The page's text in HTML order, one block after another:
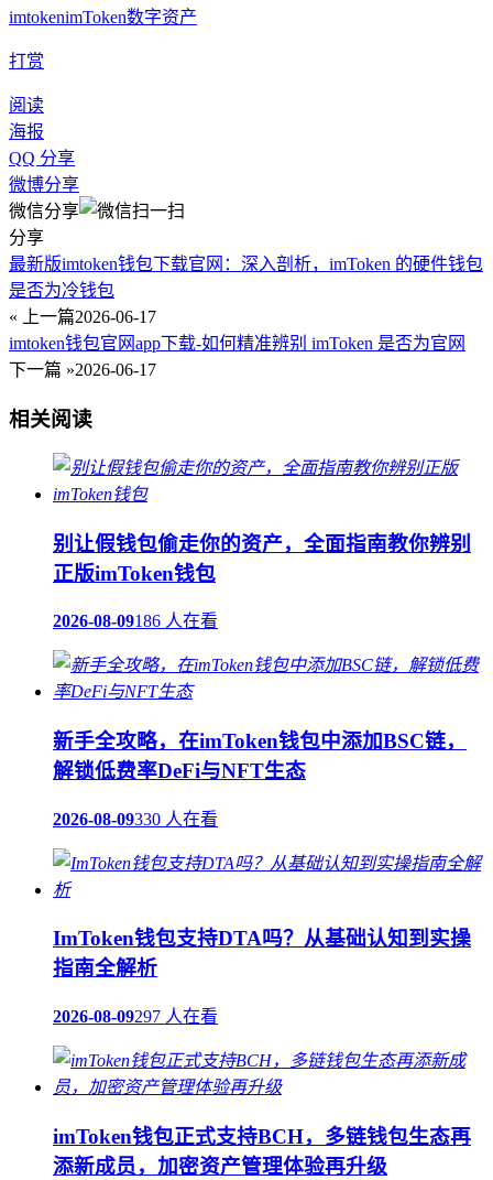
imtokenimToken数字资产
打赏
阅读
海报
QQ 分享
微博分享
微信分享
分享
最新版imtoken钱包下载官网：深入剖析，imToken 的硬件钱包
是否为冷钱包
« 上一篇2026-06-17
imtoken钱包官网app下载-如何精准辨别 imToken 是否为官网
下一篇 »2026-06-17
相关阅读
别让假钱包偷走你的资产，全面指南教你辨别
正版imToken钱包
2026-08-09186 人在看
新手全攻略，在imToken钱包中添加BSC链，
解锁低费率DeFi与NFT生态
2026-08-09330 人在看
ImToken钱包支持DTA吗？从基础认知到实操
指南全解析
2026-08-09297 人在看
imToken钱包正式支持BCH，多链钱包生态再
添新成员，加密资产管理体验再升级